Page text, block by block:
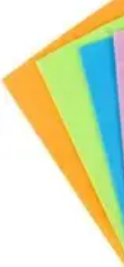
Montres Rares Collection
Comparatifs
Montres Rares